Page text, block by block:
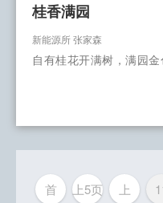
桂香满园
新能源所 张家森
自有桂花开满树，满园
首 上5页 上